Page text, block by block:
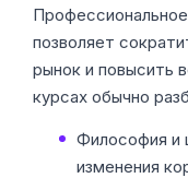
позволяет
рынок и повысить
курсах обычно
Философия и
изменения